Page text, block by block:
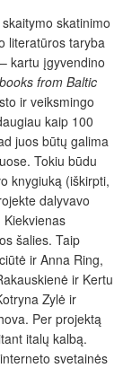
skatinimo
literatūros taryba
kartu įgyvendino
from Baltic
ir veiksmingo
kaip 100
juos būtų galima
Tokiu būdu
knygiuką (iškirpti,
dalyvavo
šalies. Taip
ir Anna Ring,
ir Kertu
Zylė ir
Per projektą
italų kalbą.
svetainės